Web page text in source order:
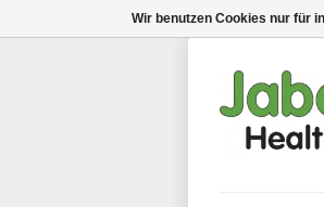
Wir benutzen Cookies nur für